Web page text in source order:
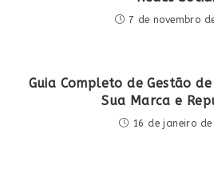
7 de novembro
Guia Completo de Gestão
Sua Marca e
16 de janeiro de